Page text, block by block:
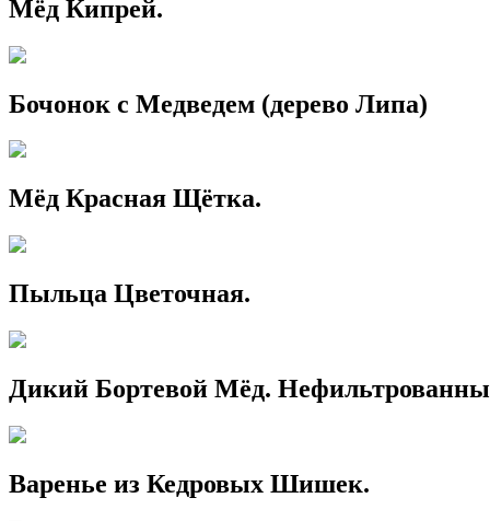
Мёд Кипрей.
Бочонок с Медведем (дерево Липа)
Мёд Красная Щётка.
Пыльца Цветочная.
Дикий Бортевой Мёд.
Варенье из Кедровых Шишек.